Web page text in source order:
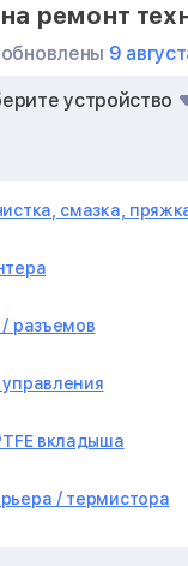
ремонт
9
устройство
смазка,
разъемов
вкладыша
/ термистора